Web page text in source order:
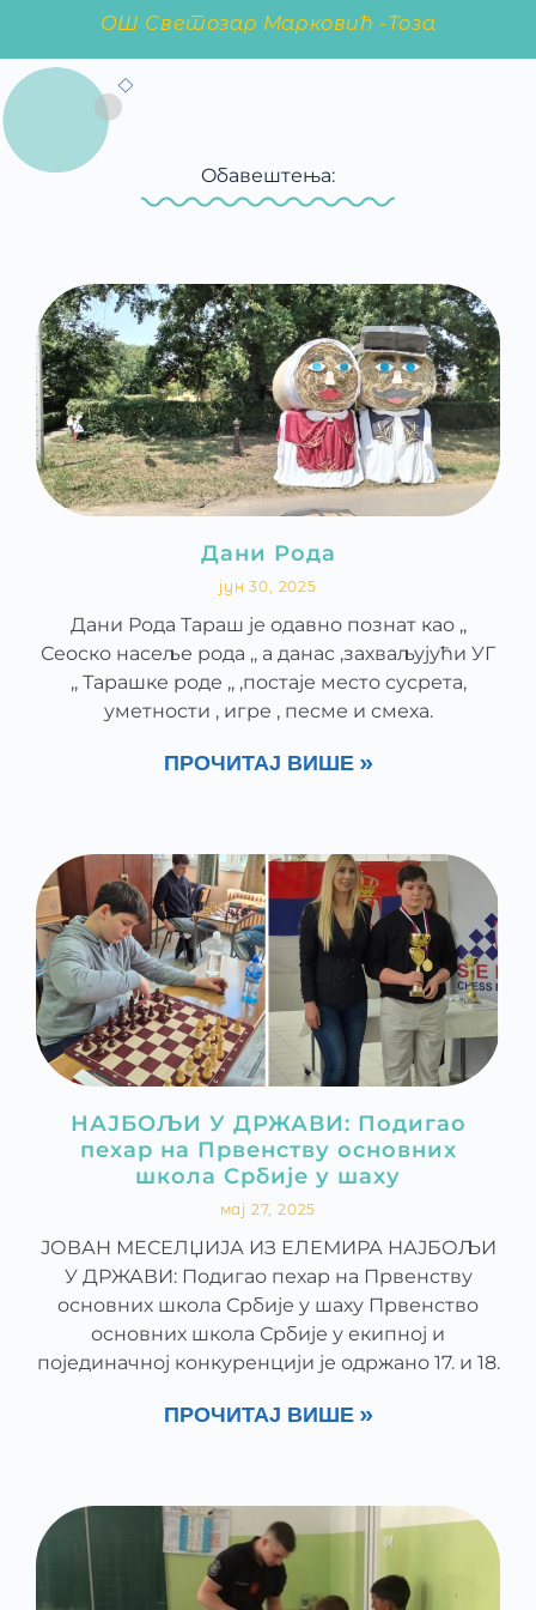
ОШ Светозар Марковић -Тоза
Oбавештења:
Дани Рода
јун 30, 2025
Дани Рода Тараш је одавно познат као ,,
Сеоско насеље рода ,, а данас ,захваљујући УГ
,, Тарашке роде ,, ,постаје место сусрета,
уметности , игре , песме и смеха.
ПРОЧИТАЈ ВИШЕ »
НАЈБОЉИ У ДРЖАВИ: Подигао
пехар на Првенству основних
школа Србије у шаху
мај 27, 2025
ЈОВАН МЕСЕЛЏИЈА ИЗ ЕЛЕМИРА НАЈБОЉИ
У ДРЖАВИ: Подигао пехар на Првенству
основних школа Србије у шаху Првенство
основних школа Србије у екипној и
појединачној конкуренцији је одржано 17. и 18.
ПРОЧИТАЈ ВИШЕ »